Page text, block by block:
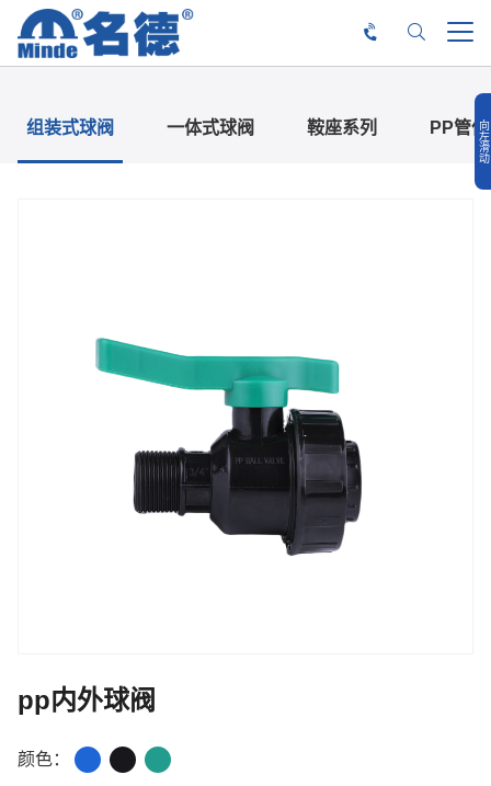
组装式球阀 一体式球阀 鞍座系列 PP管件
pp内外球阀
颜色：